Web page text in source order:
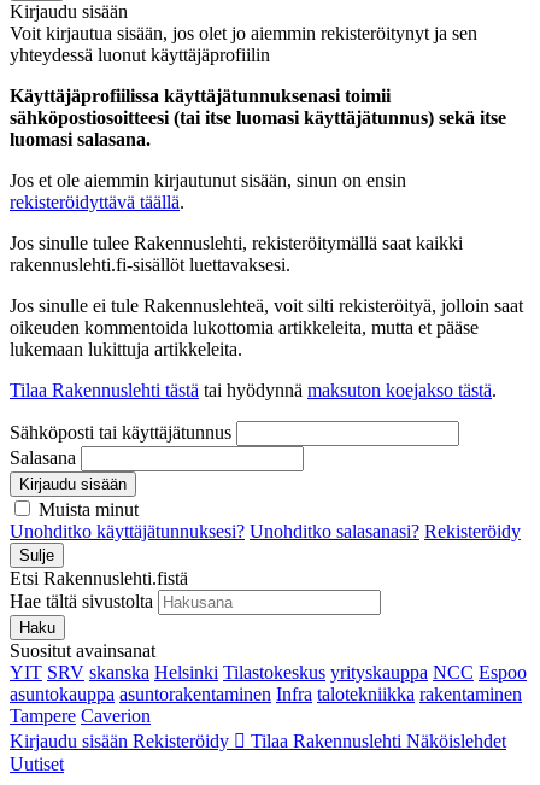
Kirjaudu sisään
Voit kirjautua sisään, jos olet jo aiemmin rekisteröitynyt ja sen
yhteydessä luonut käyttäjäprofiilin
Käyttäjäprofiilissa käyttäjätunnuksenasi toimii
sähköpostiosoitteesi (tai itse luomasi käyttäjätunnus) sekä itse
luomasi salasana.
Jos et ole aiemmin kirjautunut sisään, sinun on ensin
rekisteröidyttävä täällä.
Jos sinulle tulee Rakennuslehti, rekisteröitymällä saat kaikki
rakennuslehti.fi-sisällöt luettavaksesi.
Jos sinulle ei tule Rakennuslehteä, voit silti rekisteröityä, jolloin saat
oikeuden kommentoida lukottomia artikkeleita, mutta et pääse
lukemaan lukittuja artikkeleita.
Tilaa Rakennuslehti tästä tai hyödynnä maksuton koejakso tästä.
Sähköposti tai käyttäjätunnus
Salasana
Kirjaudu sisään
Muista minut
Unohditko käyttäjätunnuksesi? Unohditko salasanasi? Rekisteröidy
Sulje
Etsi Rakennuslehti.fistä
Hae tältä sivustolta
Haku
Suositut avainsanat
YIT SRV skanska Helsinki Tilastokeskus yrityskauppa NCC Espoo
asuntokauppa asuntorakentaminen Infra talotekniikka rakentaminen
Tampere Caverion
Kirjaudu sisään Rekisteröidy Tilaa Rakennuslehti Näköislehdet
Uutiset